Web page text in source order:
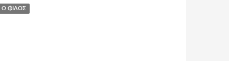
Ο ΦΊΛΟΣ